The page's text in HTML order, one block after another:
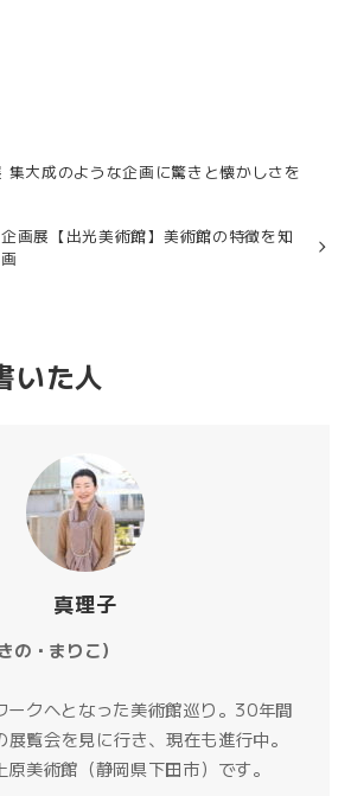
大成のような企画に驚きと懐かしさを
画展【出光美術館】美術館の特徴を知
いた人
真理子
の・まりこ）
ークへとなった美術館巡り。30年間
覧会を見に行き、現在も進行中。
美術館（静岡県下田市）です。